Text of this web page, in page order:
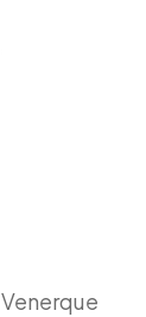
Venerque